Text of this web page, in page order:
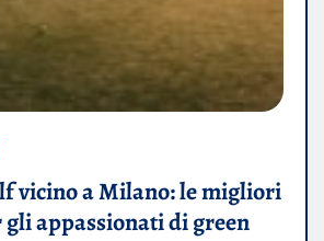
vicino a Milano: le migliori
appassionati di green